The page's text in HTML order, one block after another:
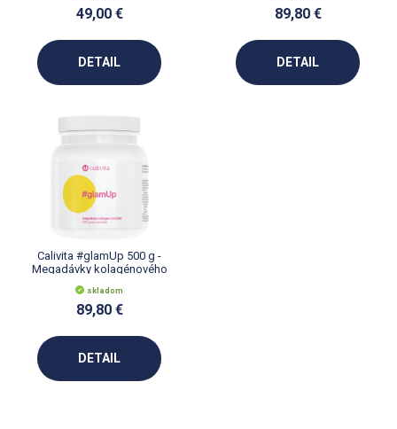
49,00 €
DETAIL
89,80 €
DETAIL
Calivita #glamUp 500 g -
Megadávky kolagénového
nápoja
skladom
89,80 €
DETAIL